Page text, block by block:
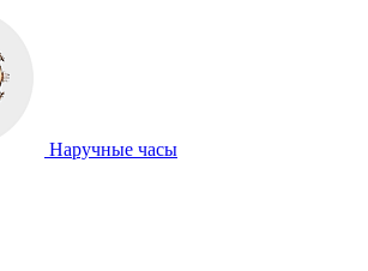
Наручные часы